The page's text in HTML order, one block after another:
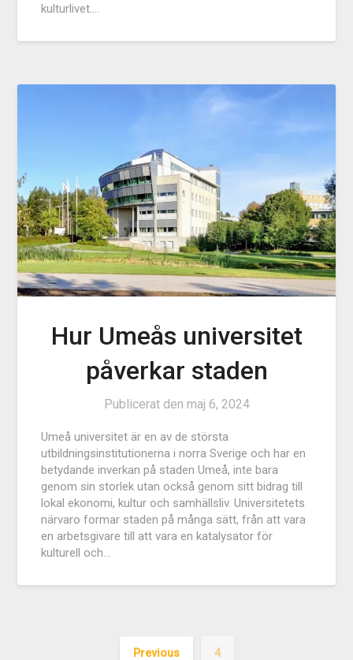
kulturlivet….
Hur Umeås universitet
påverkar staden
Publicerat den maj 6, 2024
Umeå universitet är en av de största
utbildningsinstitutionerna i norra Sverige och har en
betydande inverkan på staden Umeå, inte bara
genom sin storlek utan också genom sitt bidrag till
lokal ekonomi, kultur och samhällsliv. Universitetets
närvaro formar staden på många sätt, från att vara
en arbetsgivare till att vara en katalysator för
kulturell och…
Previous 4